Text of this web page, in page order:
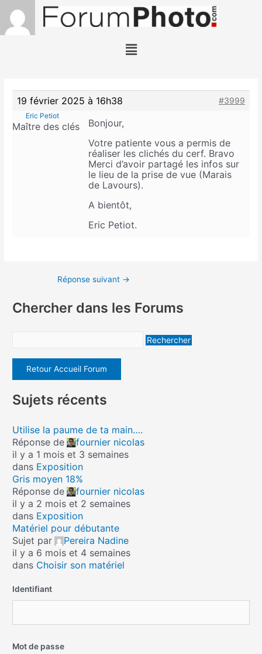
contenu
Menu
19 février 2025 à 16h38 #3999
Eric Petiot
Maître des clés
Bonjour,
Votre patiente vous a permis de
réaliser les clichés du cerf. Bravo
Merci d’avoir partagé les infos sur
le lieu de la prise de vue (Marais
de Lavours).
A bientôt,
Eric Petiot.
Réponse suivant →
Chercher dans les Forums
Retour Accueil Forum
Sujets récents
Utilise la paume de ta main….
Réponse de
fournier nicolas
il y a 1 mois et 3 semaines
dans Exposition
Gris moyen 18%
Réponse de
fournier nicolas
il y a 2 mois et 2 semaines
dans Exposition
Matériel pour débutante
Sujet par
Pereira Nadine
il y a 6 mois et 4 semaines
dans Choisir son matériel
Identifiant
Mot de passe